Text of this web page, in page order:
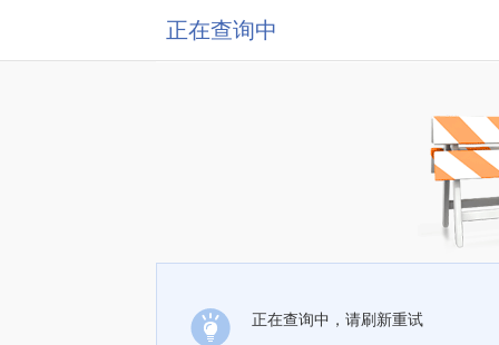
正在查询中
正在查询中，请刷新重试